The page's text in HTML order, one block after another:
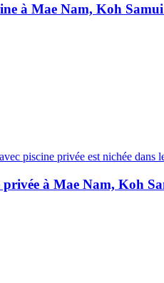
à Mae Nam, Koh
piscine privée est nichée dans
privée à Mae Nam, Koh